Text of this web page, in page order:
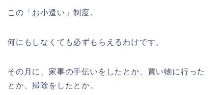
この「お小遣い」制度。
何にもしなくても必ずもらえるわけです。
その月に、家事の手伝いをしたとか、買い物に行った
とか、掃除をしたとか。